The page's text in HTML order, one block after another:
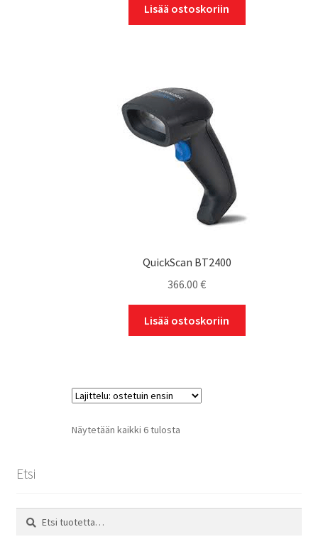
Lisää ostoskoriin
QuickScan BT2400
366.00€
Lisää ostoskoriin
Näytetään kaikki 6 tulosta
Etsi
Etsi:
Etsi